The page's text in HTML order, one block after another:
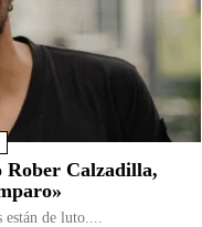
Rober Calzadilla,
están de luto....